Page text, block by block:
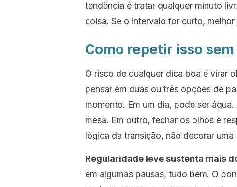
tendência é tratar qualquer minuto
coisa. Se o intervalo for curto,
Como repetir isso
O risco de qualquer dica boa é virar
pensar em duas ou três opções de
momento. Em um dia, pode ser
mesa. Em outro, fechar os olhos e
lógica da transição, não decorar
Regularidade leve sustenta mais
em algumas pausas, tudo bem. O